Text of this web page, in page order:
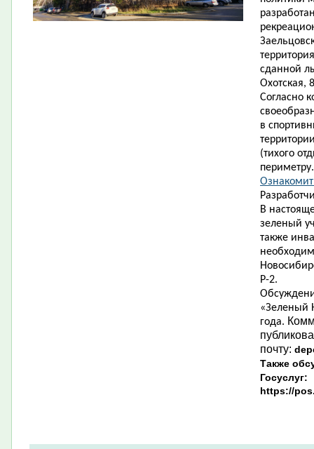
сданной
Охотская,
Согласно
в
(тихого
периметру.
В
зеленый
также
Р-2.
«Зеленый
года.
почту:
Также
Госуслуг:
https://